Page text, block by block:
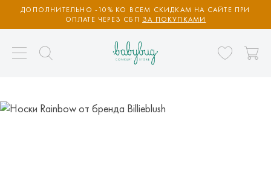
ДОПОЛНИТЕЛЬНО -10% КО ВСЕМ СКИДКАМ НА САЙТЕ ПРИ
ОПЛАТЕ ЧЕРЕЗ СБП ЗА ПОКУПКАМИ